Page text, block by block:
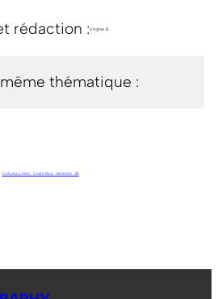
rédaction :Virginie B.
thématique :
Cahuita, Limón . Costa Rica . Sérénité . J15